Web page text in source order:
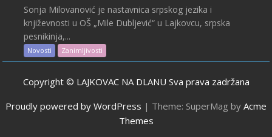
Sonja Milovanović je nastavnica srpskog jezika i
književnosti u OŠ „Mile Dubljević“ u Lajkovcu, srpska
pesnikinja,...
Novosti Zanimljivosti
Copyright © LAJKOVAC NA DLANU Sva prava zadržana
Proudly powered by WordPress | Theme: SuperMag by Acme
Themes